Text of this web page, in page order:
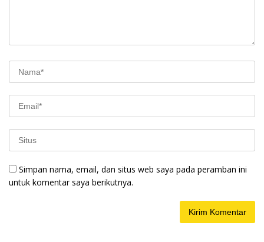
Simpan nama, email, dan situs web saya pada peramban ini
untuk komentar saya berikutnya.